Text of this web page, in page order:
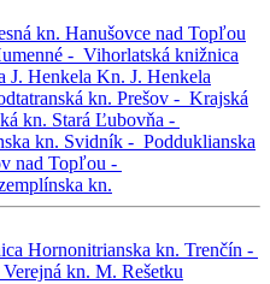
kn. Hanušovce nad Topľou
- Vihorlatská knižnica
J. Henkela Kn. J. Henkela
kn. Prešov - Krajská
kn. Stará Ľubovňa -
kn. Svidník - Podduklianska
nad Topľou -
kn.
Hornonitrianska kn. Trenčín -
Verejná kn. M. Rešetku